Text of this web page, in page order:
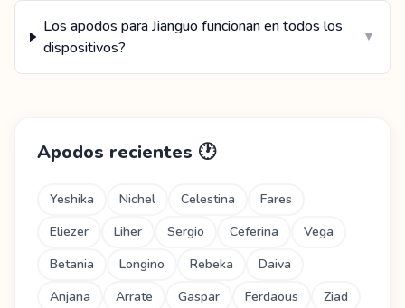
Los apodos para Jianguo funcionan en todos los
dispositivos?
▼
Apodos recientes 🕐
Yeshika Nichel Celestina
Fares
Eliezer
Liher Sergio Ceferina
Vega
Betania
Longino Rebeka
Daiva
Anjana
Arrate Gaspar Ferdaous
Ziad